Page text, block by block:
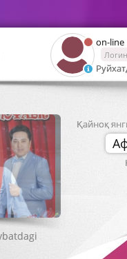
on-line
Қайноқ